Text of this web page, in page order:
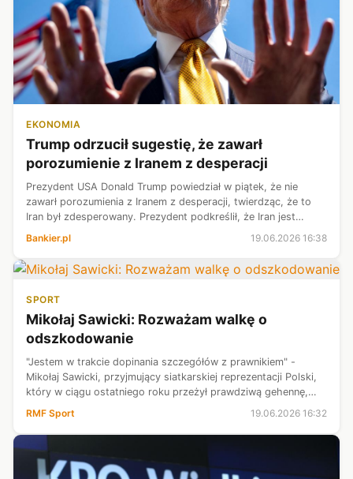
EKONOMIA
Trump odrzucił sugestię, że zawarł
porozumienie z Iranem z desperacji
Prezydent USA Donald Trump powiedział w piątek, że nie
zawarł porozumienia z Iranem z desperacji, twierdząc, że to
Iran był zdesperowany. Prezydent podkreślił, że Iran jest
Bankier.pl 19.06.2026 16:38
SPORT
Mikołaj Sawicki: Rozważam walkę o
odszkodowanie
"Jestem w trakcie dopinania szczegółów z prawnikiem" -
Mikołaj Sawicki, przyjmujący siatkarskiej reprezentacji Polski,
który w ciągu ostatniego roku przeżył prawdziwą gehennę,
został, jak się późni...
RMF Sport 19.06.2026 16:32